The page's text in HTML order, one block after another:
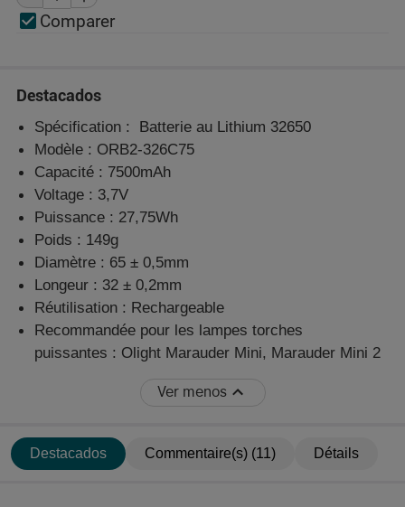
Comparer
Destacados
Spécification : Batterie au Lithium 32650
Modèle : ORB2-326C75
Capacité : 7500mAh
Voltage : 3,7V
Puissance : 27,75Wh
Poids : 149g
Diamètre : 65 ± 0,5mm
Longeur : 32 ± 0,2mm
Réutilisation : Rechargeable
Recommandée pour les lampes torches
puissantes : Olight Marauder Mini, Marauder Mini 2
Ver menos
Destacados Commentaire(s) (11) Détails